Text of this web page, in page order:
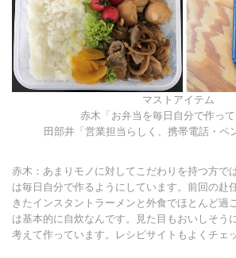
マストアイテム
赤木「お弁当を毎日自分で作って
田部井「営業担当らしく、携帯電話・ペ
赤木：あまりモノに対してこだわりを持つ方で
は毎日自分で作るようにしています。前回の赴
きたインスタントラーメンと外食でほとんど過
は基本的に自炊なんです。見た目もおいしそう
考えて作っています。レシピサイトもよくチェ